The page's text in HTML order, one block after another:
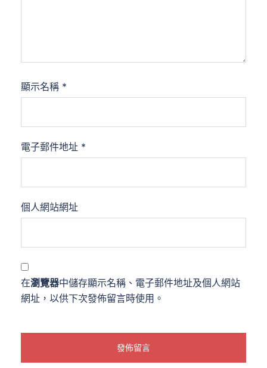
顯示名稱 *
電子郵件地址 *
個人網站網址
在瀏覽器中儲存顯示名稱、電子郵件地址及個人網站
網址，以供下次發佈留言時使用。